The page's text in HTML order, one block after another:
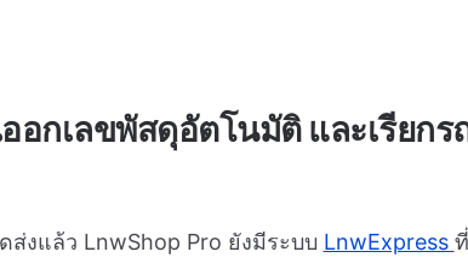
กเลขพัสดุอัตโนมัติ และเรียกร
งแล้ว LnwShop Pro ยังมีระบบ LnwExpress